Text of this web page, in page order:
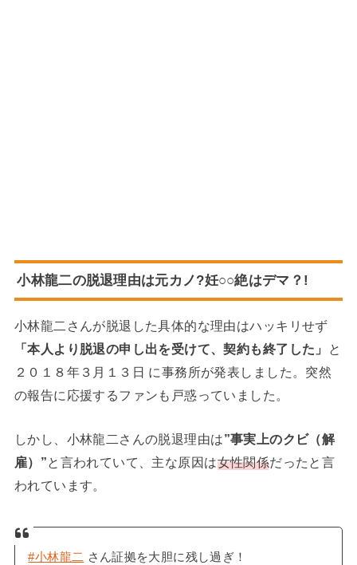
小林龍二の脱退理由は元カノ?妊○○絶はデマ？!
小林龍二さんが脱退した具体的な理由はハッキリせず
「本人より脱退の申し出を受けて、契約も終了した」
と
２０１８年３月１３日 に事務所が発表しました。突然
の報告に応援するファンも戸惑っていました。
しかし、小林龍二さんの脱退理由は”事実上のクビ（解
雇）”と言われていて、主な原因は女性関係だったと言
われています。
#小林龍二 さん証拠を大胆に残し過ぎ！